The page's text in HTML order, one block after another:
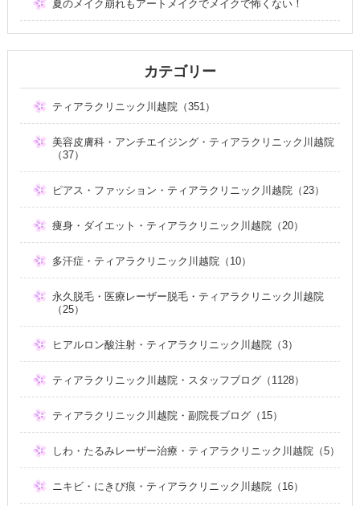
夏のメイク崩れもアートメイクでメイクで怖くない！
カテゴリー
ティアラクリニック川越院（351）
美容皮膚科・アンチエイジング・ティアラクリニック川越院
（37）
ピアス・ファッション・ティアラクリニック川越院（23）
痩身・ダイエット・ティアラクリニック川越院（20）
多汗症・ティアラクリニック川越院（10）
永久脱毛・医療レーザー脱毛・ティアラクリニック川越院
（25）
ヒアルロン酸注射・ティアラクリニック川越院（3）
ティアラクリニック川越院・スタッフブログ（1128）
ティアラクリニック川越院・副院長ブログ（15）
しわ・たるみレーザー治療・ティアラクリニック川越院（5）
ニキビ・にきび痕・ティアラクリニック川越院（16）